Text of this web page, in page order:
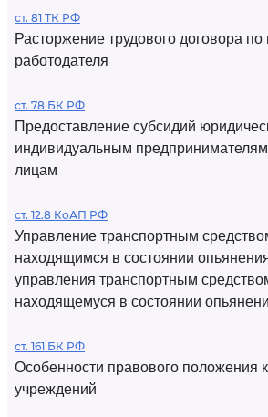
ст. 81 ТК РФ
Расторжение трудового договора
работодателя
ст. 78 БК РФ
Предоставление субсидий
индивидуальным
лицам
ст. 12.8 КоАП РФ
Управление транспортным
находящимся в состоянии
управления транспортным
находящемуся в состоянии
ст. 161 БК РФ
Особенности правового положения
учреждений